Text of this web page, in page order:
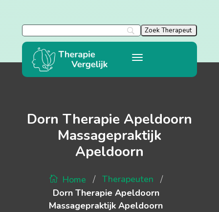
Dorn Therapie Apeldoorn
Massagepraktijk
Apeldoorn
Home / Therapeuten /
Dorn Therapie Apeldoorn
Massagepraktijk Apeldoorn